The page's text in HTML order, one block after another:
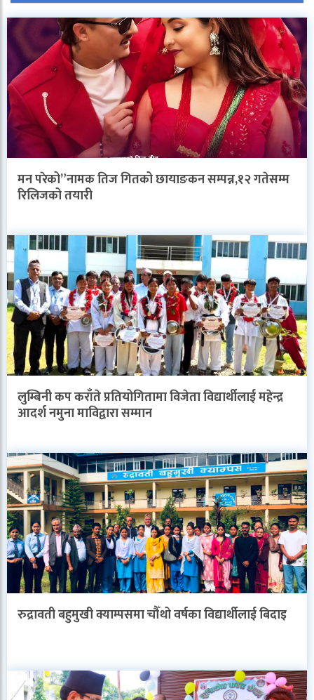
मन परेको”नामक तिज गितको छायाङकन सम्पन्न,१२ गतेसम्म
रिलिजको तयारी
लुम्बिनी कप कराँते प्रतियोगितामा विजेता विद्यार्थीलाई महेन्द्र
आदर्श नमुना माविद्वारा सम्मान
रुद्रावती बहुमुखी क्याम्पसमा चौँथो वर्षका विद्यार्थीलाई बिदाइ